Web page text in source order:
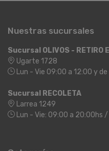
Nuestras sucursales
Sucursal OLIVOS - RETIRO
Ugarte 1728
Lun - Vie 09:00 a 12:00 y
Sucursal RECOLETA
Larrea 1249
Lun - Vie: 09:00 a 20:00hs